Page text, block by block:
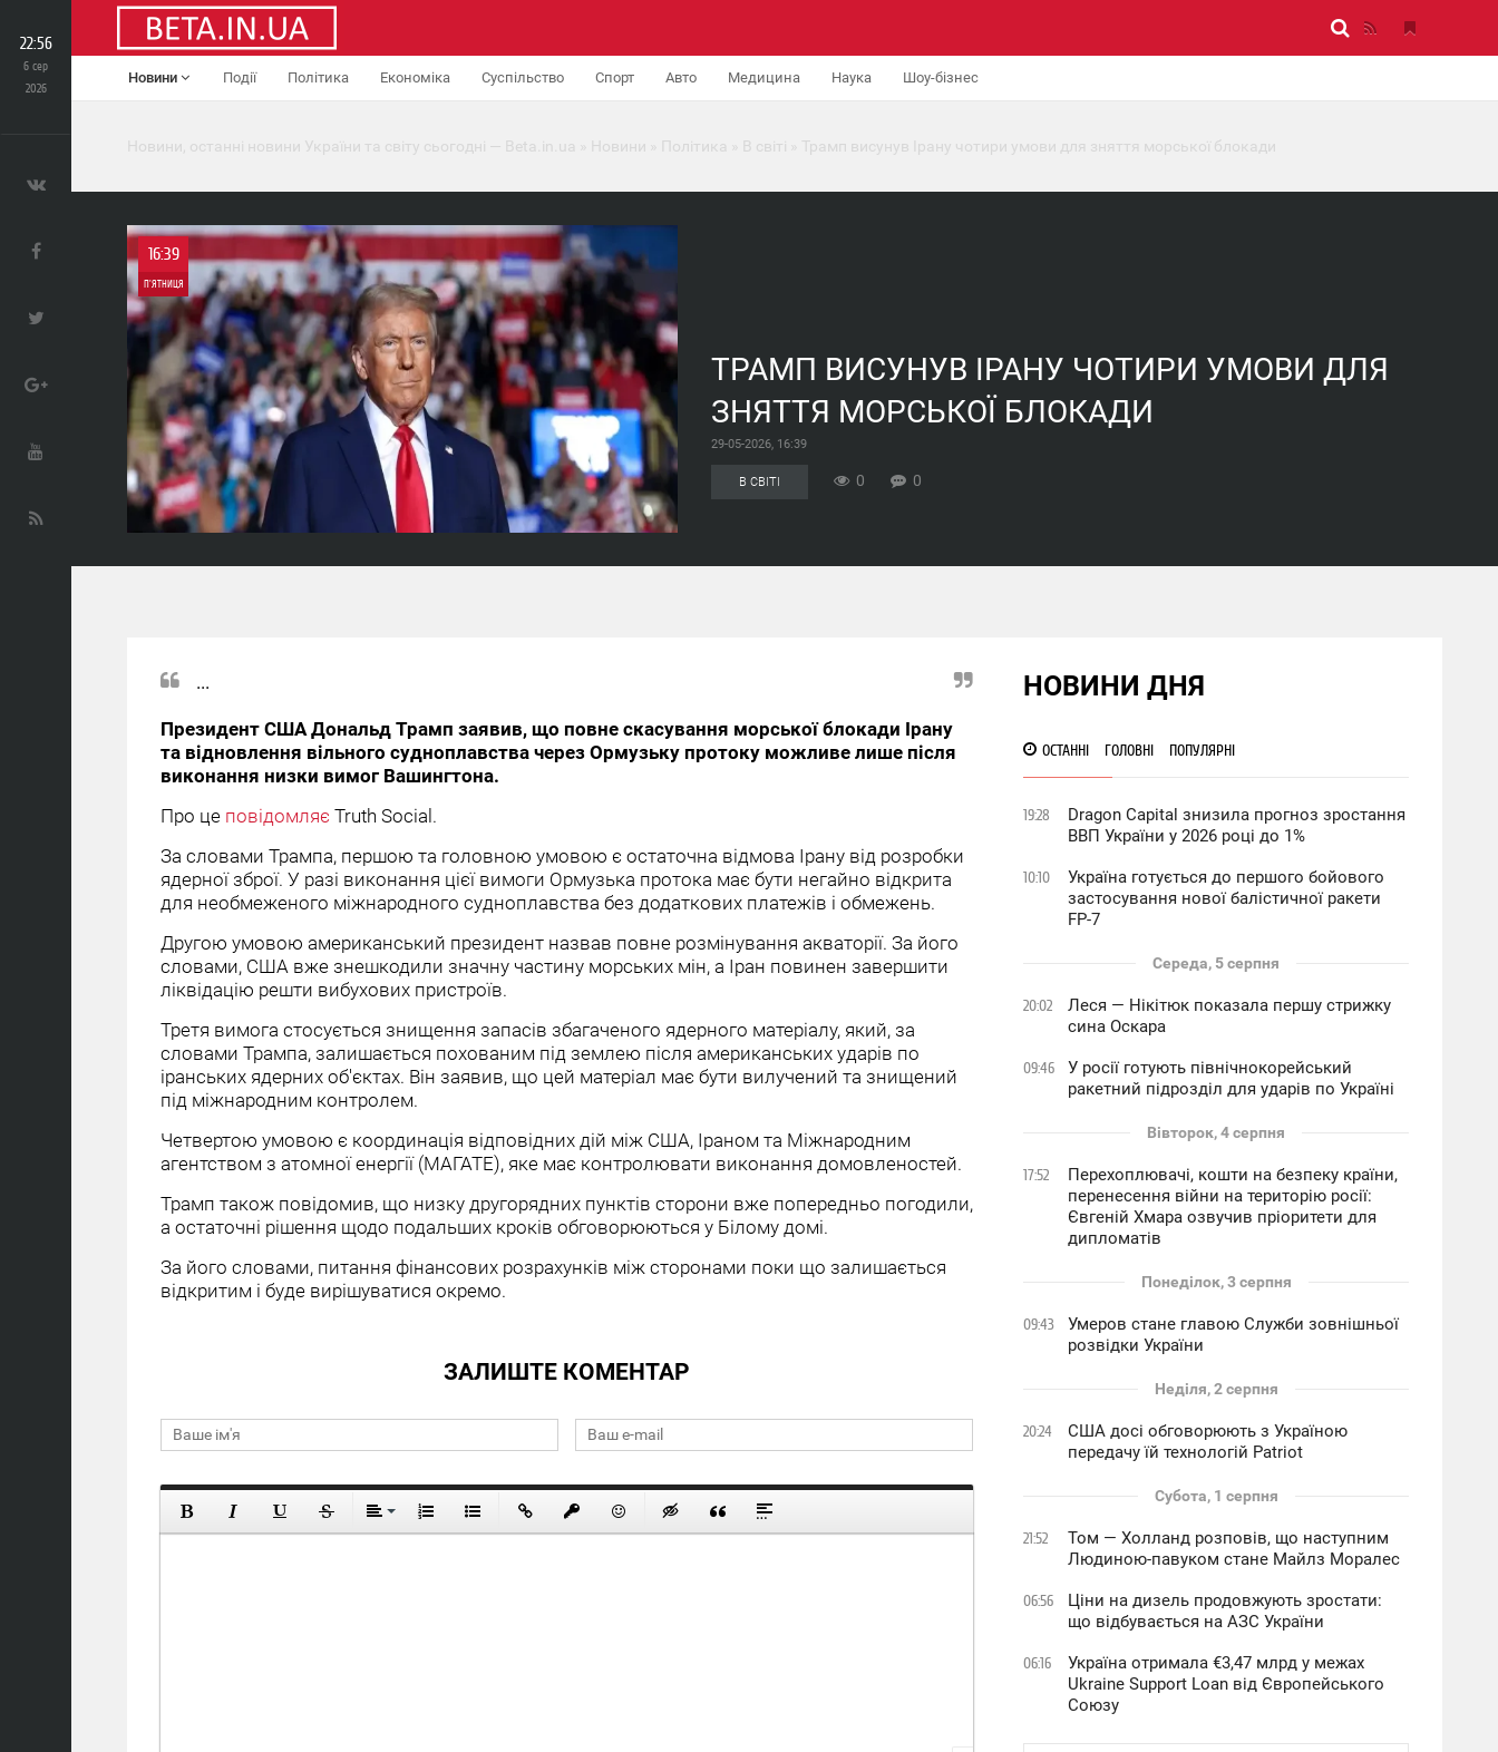
Новини Події Політика Економіка Суспільство Спорт Авто Медицина Наука Шоу-бізнес
22:56
6 сер
2026
Новини, останні новини України та світу сьогодні — Beta.in.ua Новини Політика В світі » Трамп висунув Ірану чотири умови для зняття морської блокади
16:39
П'ЯТНИЦЯ
0
0
ТРАМП ВИСУНУВ ІРАНУ ЧОТИРИ УМОВИ ДЛЯ
ЗНЯТТЯ МОРСЬКОЇ БЛОКАДИ
29-05-2026, 16:39
В СВІТІ 0 0
...
Президент США Дональд Трамп заявив, що повне скасування морської блокади Ірану
та відновлення вільного судноплавства через Ормузьку протоку можливе лише після
виконання низки вимог Вашингтона.
Про це повідомляє Truth Social.
За словами Трампа, першою та головною умовою є остаточна відмова Ірану від розробки
ядерної зброї. У разі виконання цієї вимоги Ормузька протока має бути негайно відкрита
для необмеженого міжнародного судноплавства без додаткових платежів і обмежень.
Другою умовою американський президент назвав повне розмінування акваторії. За його
словами, США вже знешкодили значну частину морських мін, а Іран повинен завершити
ліквідацію решти вибухових пристроїв.
Третя вимога стосується знищення запасів збагаченого ядерного матеріалу, який, за
словами Трампа, залишається похованим під землею після американських ударів по
іранських ядерних об'єктах. Він заявив, що цей матеріал має бути вилучений та знищений
під міжнародним контролем.
Четвертою умовою є координація відповідних дій між США, Іраном та Міжнародним
агентством з атомної енергії (МАГАТЕ), яке має контролювати виконання домовленостей.
Трамп також повідомив, що низку другорядних пунктів сторони вже попередньо погодили,
а остаточні рішення щодо подальших кроків обговорюються у Білому домі.
За його словами, питання фінансових розрахунків між сторонами поки що залишається
відкритим і буде вирішуватися окремо.
ЗАЛИШТЕ КОМЕНТАР
НОВИНИ ДНЯ
ОСТАННІ ГОЛОВНІ ПОПУЛЯРНІ
19:28
Dragon Capital знизила прогноз зростання
ВВП України у 2026 році до 1%
10:10
Україна готується до першого бойового
застосування нової балістичної ракети
FP-7
Середа, 5 серпня
20:02
Леся — Нікітюк показала першу стрижку
сина Оскара
09:46
У росії готують північнокорейський
ракетний підрозділ для ударів по Україні
Вівторок, 4 серпня
17:52
Перехоплювачі, кошти на безпеку країни,
перенесення війни на територію росії:
Євгеній Хмара озвучив пріоритети для
дипломатів
Понеділок, 3 серпня
09:43
Умеров стане главою Служби зовнішньої
розвідки України
Неділя, 2 серпня
20:24
США досі обговорюють з Україною
передачу їй технологій Patriot
Субота, 1 серпня
21:52
Том — Холланд розповів, що наступним
Людиною-павуком стане Майлз Моралес
06:56
Ціни на дизель продовжують зростати:
що відбувається на АЗС України
06:16
Україна отримала €3,47 млрд у межах
Ukraine Support Loan від Європейського
Союзу